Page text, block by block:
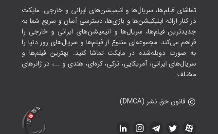
تماشای فیلم‌ها، سریال‌ها و انیمیشن‌های ایرانی و خارجی. مایکت
در کنار ارائه اپلیکیشن‌ها و بازی‌ها، دسترسی آسان و سریع شما به
جدیدترین فیلم‌ها، سریال‌ها و انیمیشن‌های ایرانی و خارجی را
فراهم می‌کند. مجموعه‌ای متنوع از فیلم‌ها و سریال‌های روز دنیا را
به صورت دوبله‌شده در مایکت تماشا کنید. بهترین فیلم‌ها و
سریال‌های ایرانی، آمریکایی، ترکی، کره‌ای، هندی و ...، در ژانرهای
مختلف.
قانون حق نشر (DMCA)